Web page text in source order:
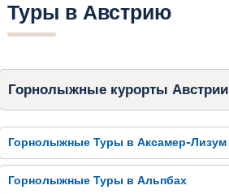
Туры в Австрию
Горнолыжные курорты Австрии
Горнолыжные Туры в Аксамер-Лизум
Горнолыжные Туры в Альпбах